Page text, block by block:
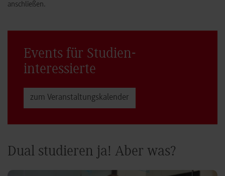
anschließen.
Events für Studien­
interessierte
zum Veranstaltungs­kalender
Dual studieren ja! Aber was?